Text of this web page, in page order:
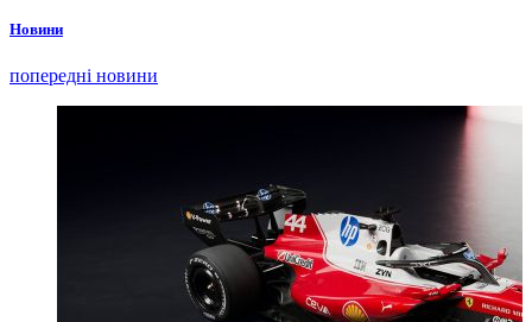
Новини
попередні новини